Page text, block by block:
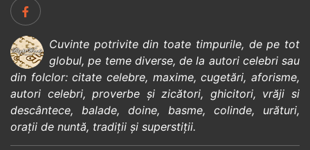
Cuvinte potrivite din toate timpurile, de pe tot
globul, pe teme diverse, de la autori celebrisau
din folclor:citate celebre, maxime,cugetări,aforisme,
autori celebri,proverbe și zicători, ghicitori, vrăji si
descântece, balade, doine, basme, colinde, urături,
orații de nuntă, tradiții și superstiții.